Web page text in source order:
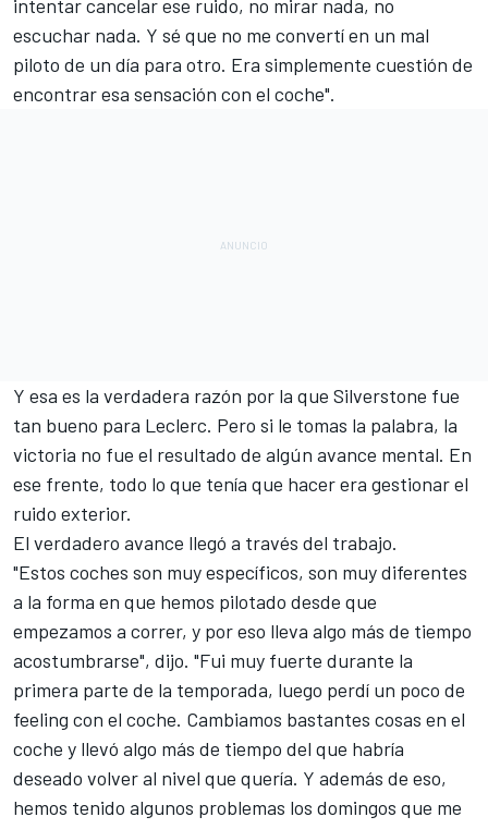
intentar cancelar ese ruido, no mirar nada, no
escuchar nada. Y sé que no me convertí en un mal
piloto de un día para otro. Era simplemente cuestión de
encontrar esa sensación con el coche".
Y esa es la verdadera razón por la que Silverstone fue
tan bueno para Leclerc. Pero si le tomas la palabra, la
victoria no fue el resultado de algún avance mental. En
ese frente, todo lo que tenía que hacer era gestionar el
ruido exterior.
El verdadero avance llegó a través del trabajo.
"Estos coches son muy específicos, son muy diferentes
a la forma en que hemos pilotado desde que
empezamos a correr, y por eso lleva algo más de tiempo
acostumbrarse", dijo. "Fui muy fuerte durante la
primera parte de la temporada, luego perdí un poco de
feeling con el coche. Cambiamos bastantes cosas en el
coche y llevó algo más de tiempo del que habría
deseado volver al nivel que quería. Y además de eso,
hemos tenido algunos problemas los domingos que me